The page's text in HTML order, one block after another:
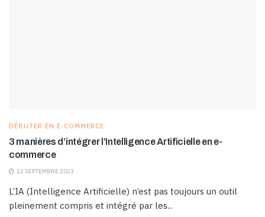
DÉBUTER EN E-COMMERCE
3 manières d’intégrer l’Intelligence Artificielle en e-
commerce
12 SEPTEMBRE 2023
L’IA (Intelligence Artificielle) n’est pas toujours un outil
pleinement compris et intégré par les...